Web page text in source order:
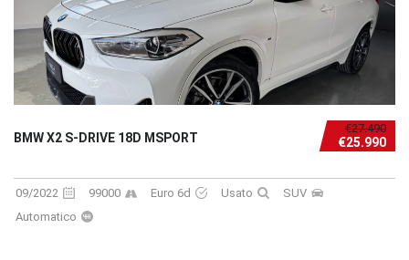
€27.490
€25.990
BMW X2 S-DRIVE 18D MSPORT
09/2022 99000 Euro 6d Usato
SUV
Automatico